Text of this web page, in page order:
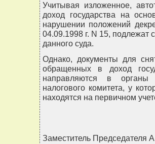
Учитывая изложенное,
доход государства на
нарушении положений
04.09.1998 г. N 15, подлежат
данного суда.
Однако, документы для
обращенных в доход
направляются в органы
налогового комитета, у
находятся на первичном
Заместитель